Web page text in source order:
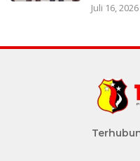
Juli 16, 2026